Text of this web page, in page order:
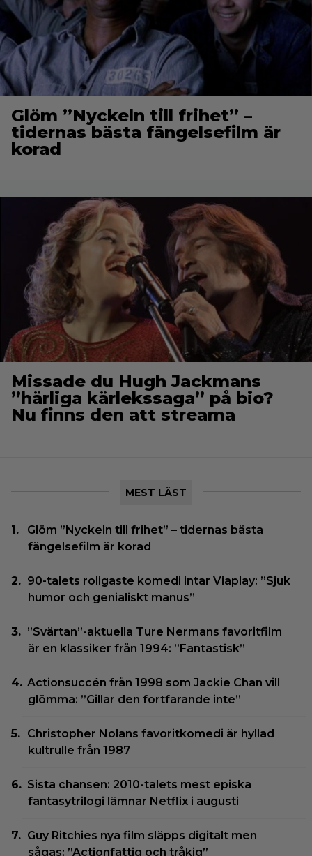
Glöm ”Nyckeln till frihet” –
tidernas bästa fängelsefilm är
korad
Missade du Hugh Jackmans
”härliga kärlekssaga” på bio?
Nu finns den att streama
MEST LÄST
Glöm ”Nyckeln till frihet” – tidernas bästa
fängelsefilm är korad
90-talets roligaste komedi intar Viaplay: ”Sjuk
humor och genialiskt manus”
”Svärtan”-aktuella Ture Nermans favoritfilm
är en klassiker från 1994: ”Fantastisk”
Actionsuccén från 1998 som Jackie Chan vill
glömma: ”Gillar den fortfarande inte”
Christopher Nolans favoritkomedi är hyllad
kultrulle från 1987
Sista chansen: 2010-talets mest episka
fantasytrilogi lämnar Netflix i augusti
Guy Ritchies nya film släpps digitalt men
sågas: ”Actionfattig och tråkig”